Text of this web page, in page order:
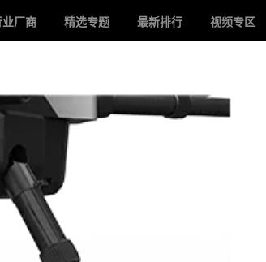
业厂商 精选专题 最新排行 视频专区